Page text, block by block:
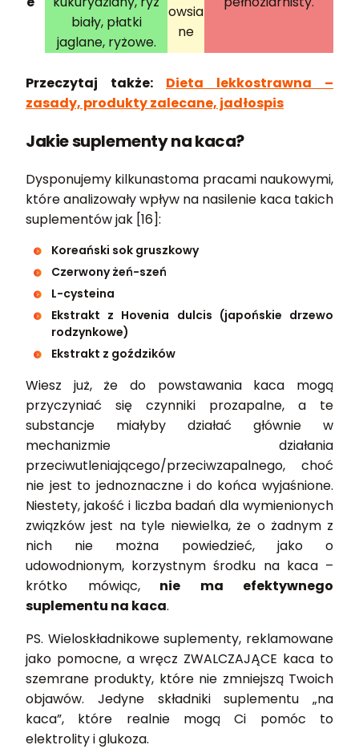
biały, płatki
jaglane, ryżowe.
owsia
ne
Przeczytaj także:
Dieta lekkostrawna –
zasady, produkty zalecane, jadłospis
Jakie suplementy na kaca?
Dysponujemy kilkunastoma pracami naukowymi,
które analizowały wpływ na nasilenie kaca takich
suplementów jak [16]:
Koreański sok gruszkowy
Czerwony żeń-szeń
L-cysteina
Ekstrakt z Hovenia dulcis (japońskie drzewo
rodzynkowe)
Ekstrakt z goździków
Wiesz już, że do powstawania kaca mogą
przyczyniać się czynniki prozapalne, a te
substancje miałyby działać głównie w
mechanizmie działania
przeciwutleniającego/przeciwzapalnego, choć
nie jest to jednoznaczne i do końca wyjaśnione.
Niestety, jakość i liczba badań dla wymienionych
związków jest na tyle niewielka, że o żadnym z
nich nie można powiedzieć, jako o
udowodnionym, korzystnym środku na kaca –
krótko mówiąc,nie ma efektywnego
suplementu na kaca.
PS. Wieloskładnikowe suplementy, reklamowane
jako pomocne, a wręcz ZWALCZAJĄCE kaca to
szemrane produkty, które nie zmniejszą Twoich
objawów. Jedyne składniki suplementu „na
kaca”, które realnie mogą Ci pomóc to
elektrolity i glukoza.